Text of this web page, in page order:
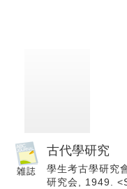
古代學研究
學生考古學研
研究会, 1949.